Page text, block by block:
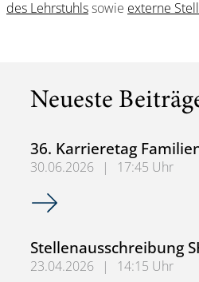
des Lehrstuhlssowie externe
Neueste
36. Karrieretag
30.06.2026 |
17:45 Uhr
36. Karrieretag
Stellenausschreibung
23.04.2026 |
14:15 Uhr